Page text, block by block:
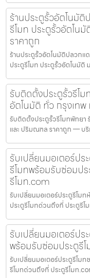
ร้านประตูรั้วอัตโนมั
รีโมท ประตูรั้วอัตโน
ราคาถูก
ร้านประตูรั้วอัตโนมัติปลวกแ
ประตูรีโมท ประตูรั้วอัตโนมัติ
รับติดตั้งประตูรั้วรีโ
อัตโนมัติ ทั่ว กรุงเท
รับติดตั้งประตูรั้วรีโมทพัทยา
และ ปริมณฑล ราคาถูก — บ
รับเปลี่ยนมอเตอร์ปร
รีโมทพร้อมรับซ่อมป
รีโมท.com
รับเปลี่ยนมอเตอร์ประตูรีโม
ประตูรีโมทด่วนถึงที่ ประตูรี
รับเปลี่ยนมอเตอร์ปร
พร้อมรับซ่อมประตูรี
รับเปลี่ยนมอเตอร์ประตูรีโม
รีโมทด่วนถึงที่ ประตูรีโมท